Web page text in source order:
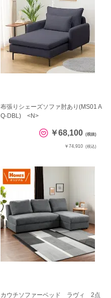
布張りシェーズソファ肘あり(MS01 A
Q-DBL) <N>
￥68,100 (税抜)
￥74,910 (税込)
カウチソファーベッド ラヴィ 2点